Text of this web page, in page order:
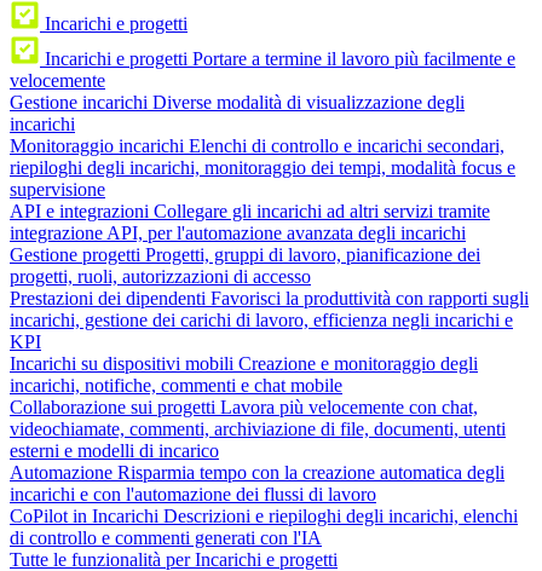
Incarichi e progetti
Incarichi e progetti Portare a termine il lavoro più facilmente e
velocemente
Gestione incarichi Diverse modalità di visualizzazione degli
incarichi
Monitoraggio incarichi Elenchi di controllo e incarichi secondari,
riepiloghi degli incarichi, monitoraggio dei tempi, modalità focus e
supervisione
API e integrazioni Collegare gli incarichi ad altri servizi tramite
integrazione API, per l'automazione avanzata degli incarichi
Gestione progetti Progetti, gruppi di lavoro, pianificazione dei
progetti, ruoli, autorizzazioni di accesso
Prestazioni dei dipendenti Favorisci la produttività con rapporti sugli
incarichi, gestione dei carichi di lavoro, efficienza negli incarichi e
KPI
Incarichi su dispositivi mobili Creazione e monitoraggio degli
incarichi, notifiche, commenti e chat mobile
Collaborazione sui progetti Lavora più velocemente con chat,
videochiamate, commenti, archiviazione di file, documenti, utenti
esterni e modelli di incarico
Automazione Risparmia tempo con la creazione automatica degli
incarichi e con l'automazione dei flussi di lavoro
CoPilot in Incarichi Descrizioni e riepiloghi degli incarichi, elenchi
di controllo e commenti generati con l'IA
Tutte le funzionalità per Incarichi e progetti